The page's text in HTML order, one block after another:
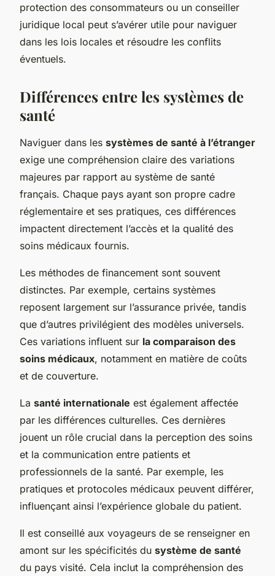
protection des consommateurs ou un conseiller
juridique local peut s’avérer utile pour naviguer
dans les lois locales et résoudre les conflits
éventuels.
Différences entre les systèmes de
santé
Naviguer dans les systèmes de santé à l’étranger
exige une compréhension claire des variations
majeures par rapport au système de santé
français. Chaque pays ayant son propre cadre
réglementaire et ses pratiques, ces différences
impactent directement l’accès et la qualité des
soins médicaux fournis.
Les méthodes de financement sont souvent
distinctes. Par exemple, certains systèmes
reposent largement sur l’assurance privée, tandis
que d’autres privilégient des modèles universels.
Ces variations influent sur la comparaison des
soins médicaux, notamment en matière de coûts
et de couverture.
La santé internationale est également affectée
par les différences culturelles. Ces dernières
jouent un rôle crucial dans la perception des soins
et la communication entre patients et
professionnels de la santé. Par exemple, les
pratiques et protocoles médicaux peuvent différer,
influençant ainsi l’expérience globale du patient.
Il est conseillé aux voyageurs de se renseigner en
amont sur les spécificités du système de santé
du pays visité. Cela inclut la compréhension des